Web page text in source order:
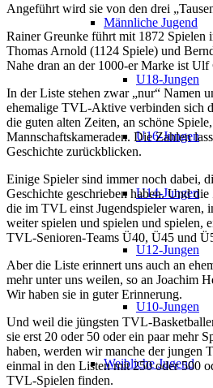
Männliche Jugend
U18-Jungen
U16-Jungen
U14-Jungen
U12-Jungen
U10-Jungen
Weibliche Jugend
Angeführt wird sie von den drei
Rainer Greunke führt mit 1872
Thomas Arnold (1124 Spiele) und
Nahe dran an der 1000-er Marke ist Ulf
In der Liste stehen zwar „nur“ Namen
ehemalige TVL-Aktive verbinden sich
die guten alten Zeiten, an schöne
Mannschaftskameraden. Die Zahlen
Geschichte zurückblicken.
Einige Spieler sind immer noch dabei,
Geschichte geschrieben haben. Und
die im TVL einst Jugendspieler waren,
weiter spielen und spielen und spielen,
TVL-Senioren-Teams Ü40, Ü45 und
Aber die Liste erinnert uns auch an
mehr unter uns weilen, so an Joachim
Wir haben sie in guter Erinnerung.
Und weil die jüngsten TVL-
sie erst 20 oder 50 oder ein paar mehr
haben, werden wir manche der jungen
einmal in den Listen mit 250 oder 500
TVL-Spielen finden.